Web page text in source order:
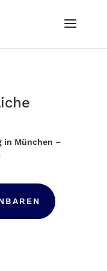
in München –